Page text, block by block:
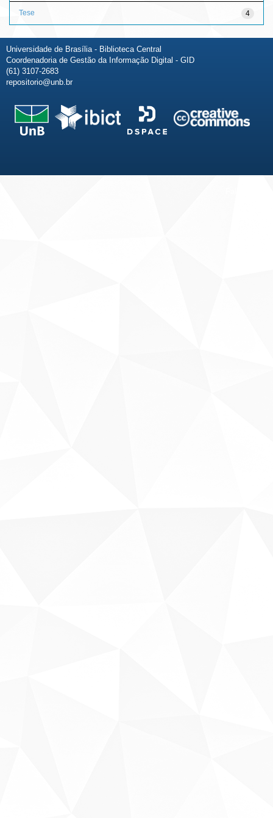
4
Tese
Universidade de Brasília - Biblioteca Central
Coordenadoria de Gestão da Informação Digital - GID
(61) 3107-2683
repositorio@unb.br